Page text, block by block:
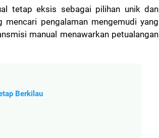
tetap eksis sebagai pilihan unik dan
pengalaman mengemudi yang
manual menawarkan petualangan
Berkilau